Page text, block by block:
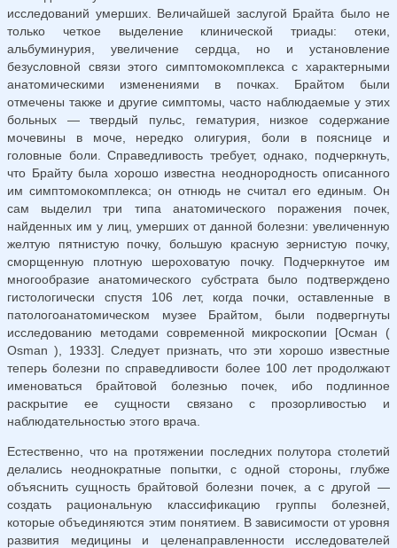
исследований умерших. Величайшей заслугой Брайта было не
только четкое выделение клинической триады: отеки,
альбуминурия, увеличение сердца, но и установление
безусловной связи этого симптомокомплекса с харак­терными
анатомическими изменениями в почках. Брайтом были
отмечены также и другие симптомы, часто наблюдаемые у этих
больных — твердый пульс, гематурия, низкое содержание
мочевины в моче, нередко олигурия, боли в пояснице и
головные боли. Справедливость требует, однако, подчеркнуть,
что Брайту была хорошо известна неоднородность описанного
им симптомокомплекса; он отнюдь не считал его единым. Он
сам выделил три типа анатомического поражения почек,
найденных им у лиц, умерших от данной болезни: увеличенную
желтую пятнистую почку, большую красную зернистую почку,
сморщенную плотную шероховатую почку. Подчеркнутое им
многообразие анатомического субстрата было подтверждено
гистологически спустя 106 лет, когда почки, оставленные в
патологоанатомическом музее Брайтом, были подвергнуты
исследова­нию методами современной микроскопии [Осман (
Osman ), 1933]. Следует признать, что эти хорошо известные
теперь болезни по справедливости более 100 лет продолжают
именоваться брайтовой болезнью почек, ибо подлинное
раскрытие ее сущности связано с прозорливостью и
наблюдательностью этого врача.
Естественно, что на протяжении последних полутора столетий
дела­лись неоднократные попытки, с одной стороны, глубже
объяснить сущность брайтовой болезни почек, а с другой —
создать рациональную классификацию группы болезней,
которые объединяются этим понятием. В зависимости от уровня
развития медицины и целенаправленности исследователей